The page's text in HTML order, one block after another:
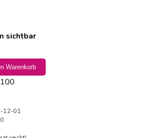
sichtbar
Warenkorb
100
12-01